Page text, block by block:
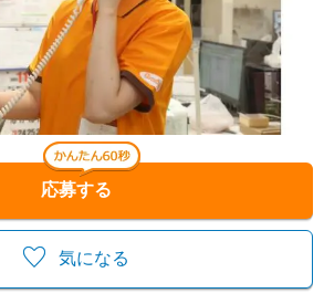
気になる
応募する